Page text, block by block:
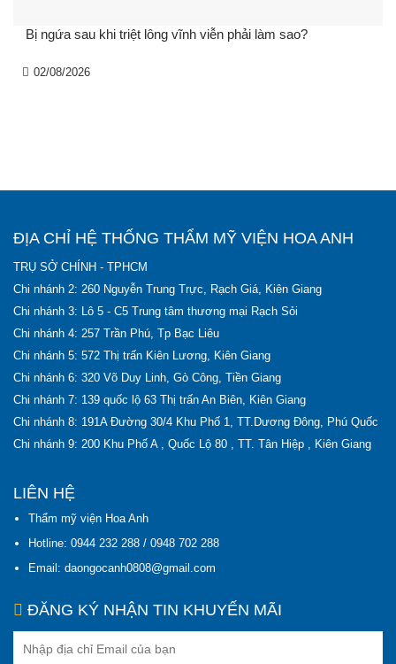
Bị ngứa sau khi triệt lông vĩnh viễn phải làm sao?
02/08/2026
ĐỊA CHỈ HỆ THỐNG THẨM MỸ VIỆN HOA ANH
TRỤ SỞ CHÍNH - TPHCM
Chi nhánh 2: 260 Nguyễn Trung Trực, Rạch Giá, Kiên Giang
Chi nhánh 3: Lô 5 - C5 Trung tâm thương mại Rạch Sỏi
Chi nhánh 4: 257 Trần Phú, Tp Bạc Liêu
Chi nhánh 5: 572 Thị trấn Kiên Lương, Kiên Giang
Chi nhánh 6: 320 Võ Duy Linh, Gò Công, Tiền Giang
Chi nhánh 7: 139 quốc lộ 63 Thị trấn An Biên, Kiên Giang
Chi nhánh 8: 191A Đường 30/4 Khu Phố 1, TT.Dương Đông, Phú Quốc
Chi nhánh 9: 200 Khu Phố A , Quốc Lộ 80 , TT. Tân Hiệp , Kiên Giang
LIÊN HỆ
Thẩm mỹ viện Hoa Anh
Hotline: 0944 232 288 / 0948 702 288
Email: daongocanh0808@gmail.com
ĐĂNG KÝ NHẬN TIN KHUYẾN MÃI